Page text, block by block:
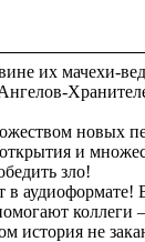
их мачехи-
и
зло!
аудиоформате!
история не